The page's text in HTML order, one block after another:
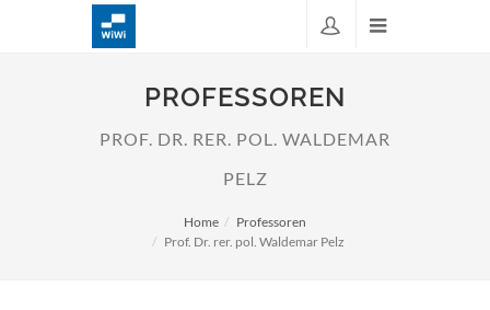
PROFESSOREN
PROF. DR. RER. POL. WALDEMAR
PELZ
Home
Professoren
Prof. Dr. rer. pol. Waldemar Pelz